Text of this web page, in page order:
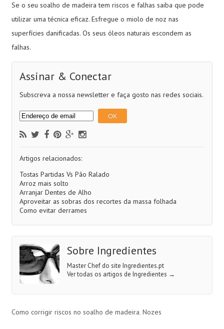
Se o seu soalho de madeira tem riscos e falhas saiba que pode
utilizar uma técnica eficaz. Esfregue o miolo de noz nas
superfícies danificadas. Os seus óleos naturais escondem as
falhas.
Assinar & Conectar
Subscreva a nossa newsletter e faça gosto nas redes sociais.
Artigos relacionados:
Tostas Partidas Vs Pão Ralado
Arroz mais solto
Arranjar Dentes de Alho
Aproveitar as sobras dos recortes da massa folhada
Como evitar derrames
Sobre Ingredientes
Master Chef do site Ingredientes.pt
Ver todas os artigos de Ingredientes →
Como corrigir riscos no soalho de madeira, Nozes